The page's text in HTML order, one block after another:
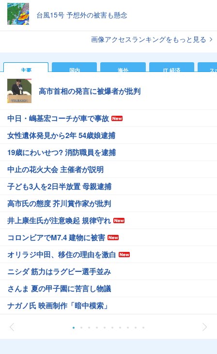
台風15号 予想外の被害も懸念
画像アクセスランキングをもっと見る
主要 国内 海外 IT 経済 ス
高市首相の発言に被爆者が批判
中日・嶋基宏コーチが車で事故
女性遺体発見から2年 54歳娘逮捕
19歳にわいせつ? 消防職員を逮捕
中止の花火大会 主催者が説明
子ども3人を2日半放置 母親逮捕
高市氏の態度 芥川賞作家が批判
井上康生氏が注意喚起 規律守れ
コロンビアでM7.4 建物に被害
オリラジ中田、移住の理由を激白
ニシダ 筋力はラグビー選手並み
さんま 夏の甲子園に苦言し物議
ナガノ氏 映画制作「暗中模索」